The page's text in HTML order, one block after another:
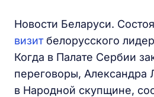
Новости Беларуси.
визит белорусского
Когда в Палате Сербии
переговоры, Александра
в Народной скупщине,